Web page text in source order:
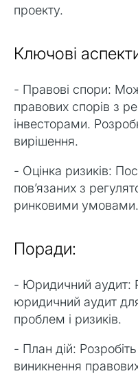
проекту.
Ключові
- Правові спори:
правових спорів з
інвесторами.
вирішення.
- Оцінка ризиків:
пов’язаних з
ринковими умовами.
Поради:
- Юридичний аудит:
юридичний аудит
проблем і ризиків.
- План дій:
виникнення